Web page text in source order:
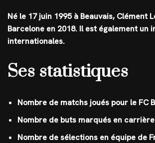
Né le 17 juin 1995 à Beauvais,
Barcelone en 2018. Il est également
internationales.
Ses statistiques
Nombre de matchs joués pour le FC
Nombre de buts marqués en
Nombre de sélections en équipe de